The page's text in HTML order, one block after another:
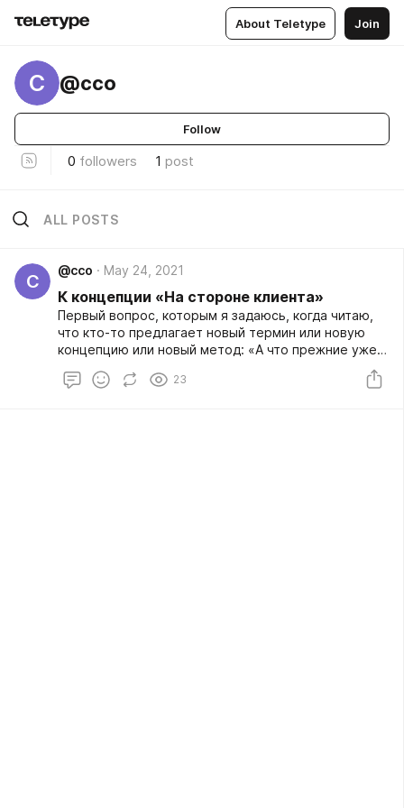
About Teletype Join
C @cco
Follow
0 followers 1 post
ALL POSTS
C
@cco May 24, 2021
К концепции «На стороне клиента»
Первый вопрос, которым я задаюсь, когда читаю,
что кто-то предлагает новый термин или новую
концепцию или новый метод: «А что прежние уже
23